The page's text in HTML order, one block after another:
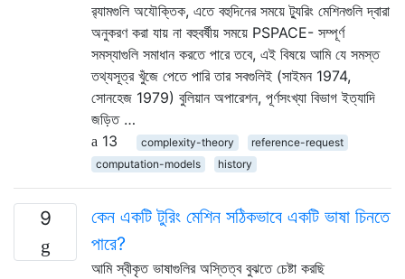
র‌্যামগুলি অযৌক্তিক, এতে বহুদিনের সময়ে ট্যুরিং মেশিনগুলি দ্বারা
অনুকরণ করা যায় না বহুবর্ষীয় সময়ে PSPACE- সম্পূর্ণ
সমস্যাগুলি সমাধান করতে পারে তবে, এই বিষয়ে আমি যে সমস্ত
তথ্যসূত্র খুঁজে পেতে পারি তার সবগুলিই (সাইমন 1974,
সোনহেজ 1979) বুলিয়ান অপারেশন, পূর্ণসংখ্যা বিভাগ ইত্যাদি
জড়িত …
13
complexity-theory
reference-request
computation-models
history
9
কেন একটি টুরিং মেশিন সঠিকভাবে একটি ভাষা চিনতে
পারে?
আমি স্বীকৃত ভাষাগুলির অস্তিত্ব বুঝতে চেষ্টা করছি